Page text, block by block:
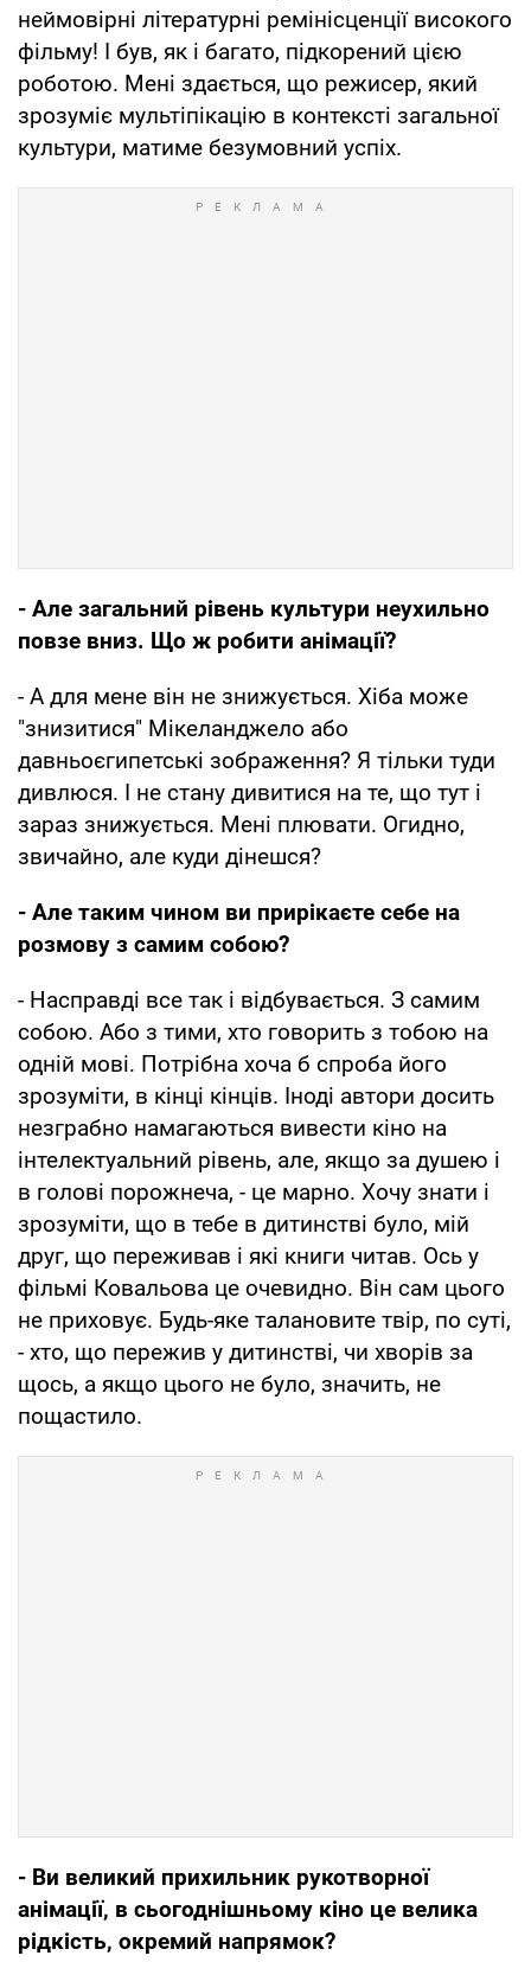
неймовірні літературні ремінісценції високого
фільму! І був, як і багато, підкорений цією
роботою. Мені здається, що режисер, який
зрозуміє мультіпікацію в контексті загальної
культури, матиме безумовний успіх.
- Але загальний рівень культури неухильно
повзе вниз. Що ж робити анімації?
- А для мене він не знижується. Хіба може
"знизитися" Мікеланджело або
давньоєгипетські зображення? Я тільки туди
дивлюся. І не стану дивитися на те, що тут і
зараз знижується. Мені плювати. Огидно,
звичайно, але куди дінешся?
- Але таким чином ви прирікаєте себе на
розмову з самим собою?
- Насправді все так і відбувається. З самим
собою. Або з тими, хто говорить з тобою на
одній мові. Потрібна хоча б спроба його
зрозуміти, в кінці кінців. Іноді автори досить
незграбно намагаються вивести кіно на
інтелектуальний рівень, але, якщо за душею і
в голові порожнеча, - це марно. Хочу знати і
зрозуміти, що в тебе в дитинстві було, мій
друг, що переживав і які книги читав. Ось у
фільмі Ковальова це очевидно. Він сам цього
не приховує. Будь-яке талановите твір, по суті,
- хто, що пережив у дитинстві, чи хворів за
щось, а якщо цього не було, значить, не
пощастило.
- Ви великий прихильник рукотворної
анімації, в сьогоднішньому кіно це велика
рідкість, окремий напрямок?